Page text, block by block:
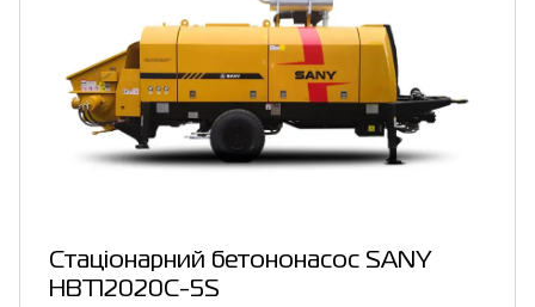
Стаціонарний бетононасос SANY
HBT12020C-5S